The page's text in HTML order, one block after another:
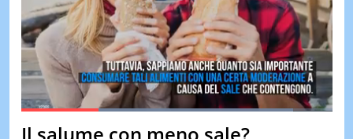
WOW
POP
& TV
QUIZ
&
TEST
Pause Unmute
Loaded:87.47%